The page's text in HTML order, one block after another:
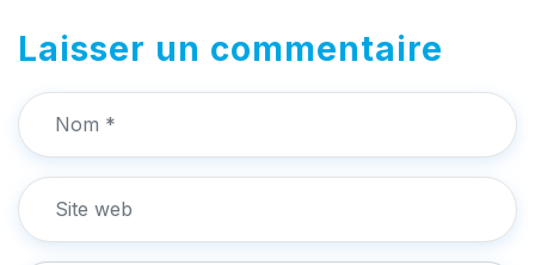
Laisser un commentaire